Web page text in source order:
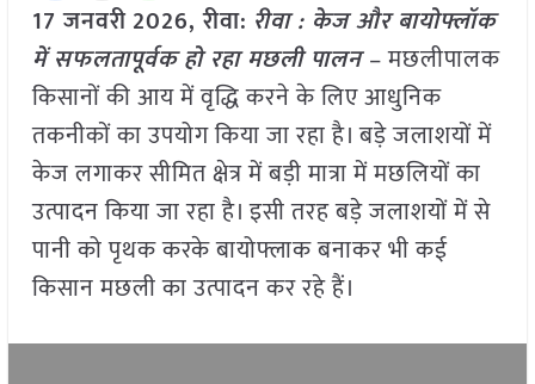
17 जनवरी2026,रीवा: रीवा : केज और बायोफ्लॉक
में सफलतापूर्वक हो रहा मछली पालन– मछलीपालक
किसानों की आय में वृद्धि करने के लिए आधुनिक
तकनीकों का उपयोग किया जा रहा है। बड़े जलाशयों में
केज लगाकर सीमित क्षेत्र में बड़ी मात्रा में मछलियों का
उत्पादन किया जा रहा है। इसी तरह बड़े जलाशयों में से
पानी को पृथक करके बायोफ्लाक बनाकर भी कई
किसान मछली का उत्पादन कर रहे हैं।